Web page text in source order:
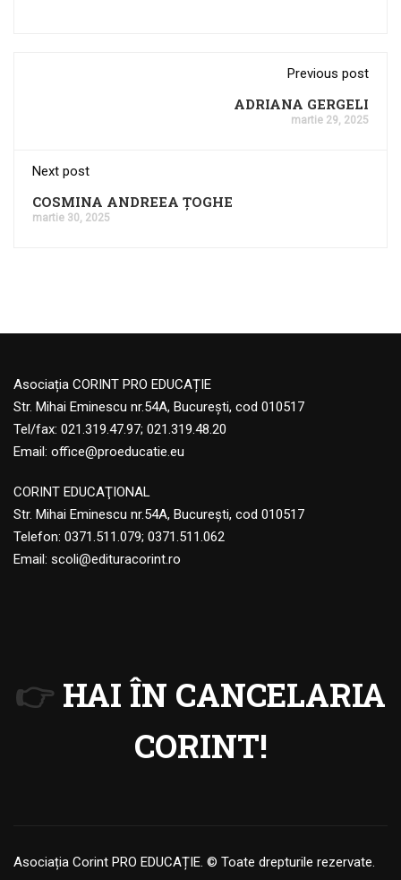
Previous post
ADRIANA GERGELI
martie 29, 2025
Next post
COSMINA ANDREEA ȚOGHE
martie 30, 2025
Asociația CORINT PRO EDUCAȚIE
Str. Mihai Eminescu nr.54A, București, cod 010517
Tel/fax: 021.319.47.97; 021.319.48.20
Email: office@proeducatie.eu
CORINT EDUCAŢIONAL
Str. Mihai Eminescu nr.54A, Bucureşti, cod 010517
Telefon: 0371.511.079; 0371.511.062
Email: scoli@edituracorint.ro
👉 HAI ÎN CANCELARIA
CORINT!
Asociația Corint PRO EDUCAȚIE. © Toate drepturile rezervate.